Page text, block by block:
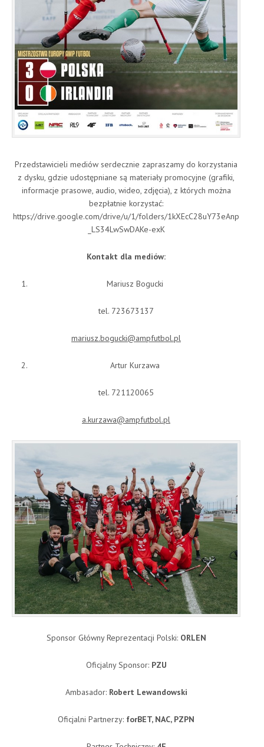
Przedstawicieli mediów serdecznie zapraszamy do korzystania
z dysku, gdzie udostępniane są materiały promocyjne (grafiki,
informacje prasowe, audio, wideo, zdjęcia), z których można
bezpłatnie korzystać:
https://drive.google.com/drive/u/1/folders/1kXEcC28uY73eAnp
_LS34LwSwDAKe-exK
Kontakt dla mediów:
Mariusz Bogucki
tel. 723673137
mariusz.bogucki@ampfutbol.pl
Artur Kurzawa
tel. 721120065
a.kurzawa@ampfutbol.pl
Sponsor Główny Reprezentacji Polski: ORLEN
Oficjalny Sponsor: PZU
Ambasador: Robert Lewandowski
Oficjalni Partnerzy: forBET, NAC, PZPN